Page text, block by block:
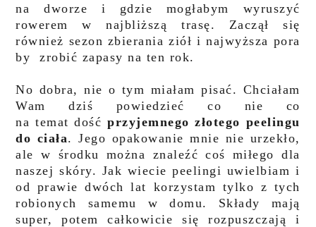
na dworze i gdzie mogłabym wyruszyć
rowerem w najbliższą trasę. Zaczął się
również sezon zbierania ziół i najwyższa pora
by zrobić zapasy na ten rok.
No dobra, nie o tym miałam pisać. Chciałam
Wam dziś powiedzieć co nie co
na temat dośćprzyjemnego złotego peelingu
do ciała. Jego opakowanie mnie nie urzekło,
ale w środku można znaleźć coś miłego dla
naszej skóry. Jak wiecie peelingi uwielbiam i
od prawie dwóch lat korzystam tylko z tych
robionych samemu w domu. Składy mają
super, potem całkowicie się rozpuszczają i